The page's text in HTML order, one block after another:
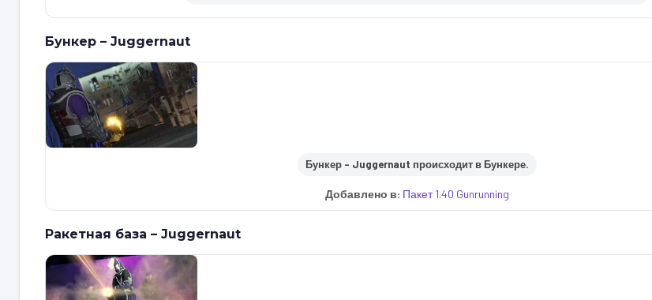
Бункер – Juggernaut
Бункер – Juggernaut происходит в Бункере.
Добавлено в: Пакет 1.40 Gunrunning
Ракетная база – Juggernaut